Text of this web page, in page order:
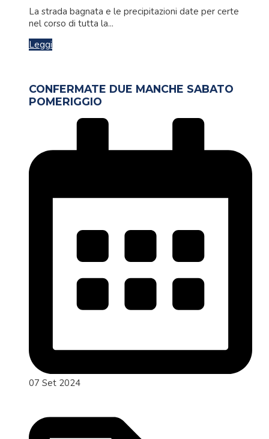
La strada bagnata e le precipitazioni date per certe
nel corso di tutta la...
Leggi
CONFERMATE DUE MANCHE SABATO
POMERIGGIO
07 Set 2024